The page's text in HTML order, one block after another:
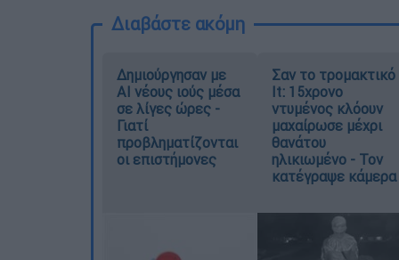
Διαβάστε ακόμη
Δημιούργησαν με
AI νέους ιούς μέσα
σε λίγες ώρες -
Γιατί
προβληματίζονται
οι επιστήμονες
Σαν το τρομακτικό
It: 15χρονο
ντυμένος κλόουν
μαχαίρωσε μέχρι
θανάτου
ηλικιωμένο - Τον
κατέγραψε κάμερα